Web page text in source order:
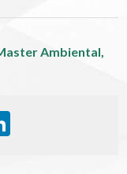
Ambiental,